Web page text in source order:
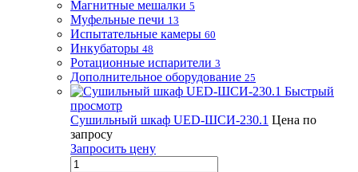
Магнитные мешалки 5
Муфельные печи 13
Испытательные камеры 60
Инкубаторы 48
Ротационные испарители 3
Дополнительное оборудование 25
Быстрый
просмотр
Сушильный шкаф UED-ШСИ-230.1 Цена по
запросу
Запросить цену